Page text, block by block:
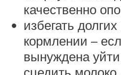
качественно
избегать
кормлении –
вынуждена